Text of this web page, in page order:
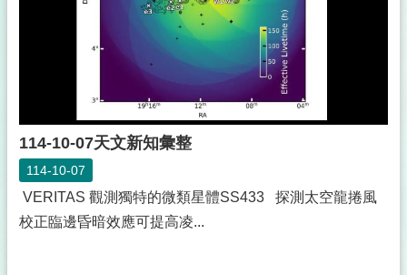
114-10-07天文新知彙整
114-10-07
VERITAS 觀測獨特的微類星體SS433 探測太空龍捲風
校正臨邊昏暗效應可提高凌...